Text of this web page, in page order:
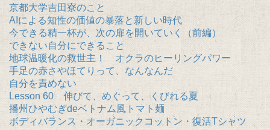
京都大学吉田寮のこと
AIによる知性の価値の暴落と新しい時代
今できる精一杯が、次の扉を開いていく（前編）
できない自分にできること
地球温暖化の救世主！ オクラのヒーリングパワー
手足の赤さやほてりって、なんなんだ
自分を責めない
Lesson 60 伸びて、めぐって、くびれる夏
播州ひやむぎdeベトナム風トマト麺
ボディバランス・オーガニックコットン・復活Tシャツ